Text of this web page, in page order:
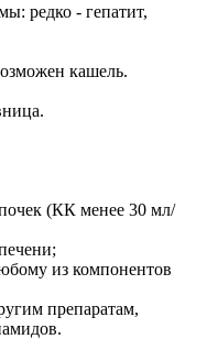
редко - гепатит,
кашель.
(КК менее 30 мл/
из компонентов
препаратам,